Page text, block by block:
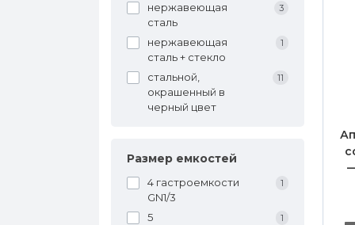
нержавеющая
сталь
3
нержавеющая
сталь + стекло
1
стальной,
окрашенный в
черный цвет
11
Размер емкостей
4 гастроемкости
GN1/3
1
5
1